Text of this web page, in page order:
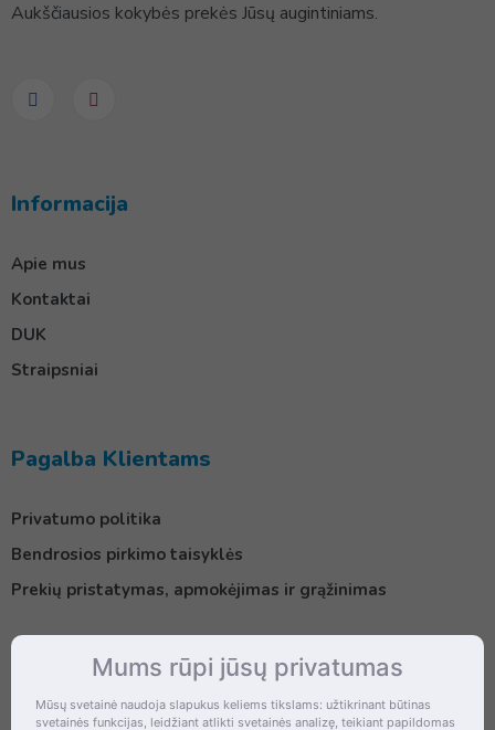
Aukščiausios kokybės prekės Jūsų augintiniams.
Informacija
Apie mus
Kontaktai
DUK
Straipsniai
Pagalba Klientams
Privatumo politika
Bendrosios pirkimo taisyklės
Prekių pristatymas, apmokėjimas ir grąžinimas
KontaktaiMums rūpi jūsų privatumas
Mūsų svetainė naudoja slapukus keliems tikslams: užtikrinant būtinas
svetainės funkcijas, leidžiant atlikti svetainės analizę, teikiant papildomas